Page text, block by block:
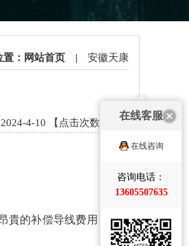
： 网站首页 | 安徽天康
4-10 【点击次数】868
貴的补偿导线费用，又
在线客服
在线咨询
咨询电话：
13605507635